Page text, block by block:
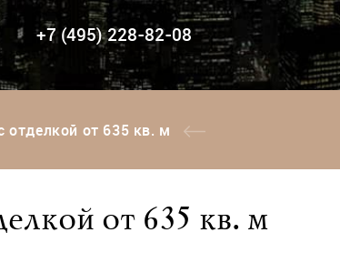
+7 (495) 228-82-08
от 635 кв. м
от 635 кв. м